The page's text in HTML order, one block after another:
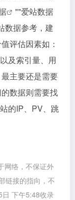
""爱站数据
数据参考，建
评估因素如：
及索引量、用
主要还是需要
数据则需要找
的IP、PV、跳
网络，不保证外
链接的指向，不
下午5:48收录